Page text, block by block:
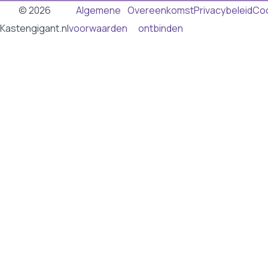
© 2026
Kastengigant.nl
Algemene
voorwaarden
Overeenkomst
ontbinden
Privacybeleid